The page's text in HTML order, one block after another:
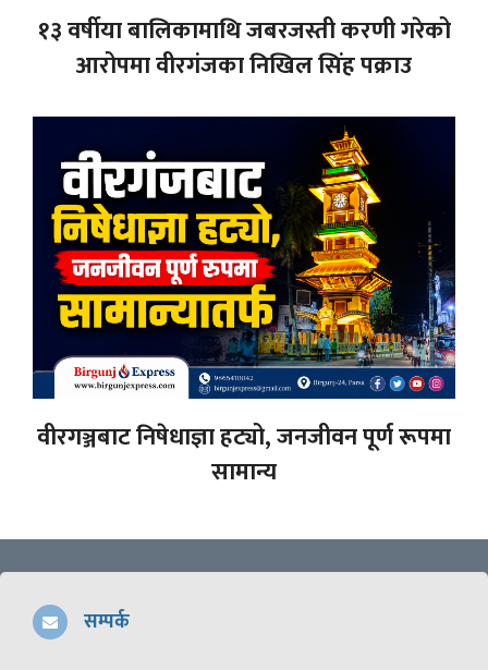
१३ वर्षीया बालिकामाथि जबरजस्ती करणी गरेको
आरोपमा वीरगंजका निखिल सिंह पक्राउ
वीरगञ्जबाट निषेधाज्ञा हट्यो, जनजीवन पूर्ण रूपमा
सामान्य
सम्पर्क